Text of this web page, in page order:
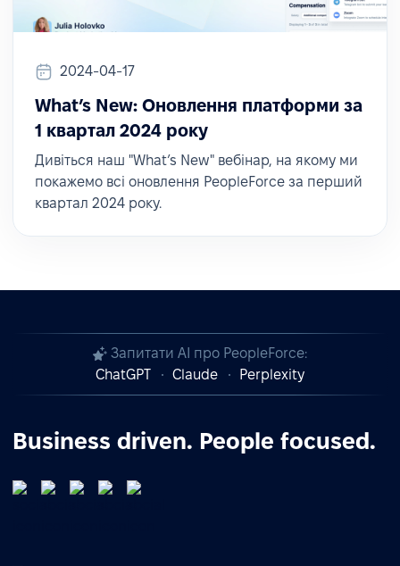
2024-04-17
What’s New: Оновлення платформи за
1 квартал 2024 року
Дивіться наш "What’s New" вебінар, на якому ми
покажемо всі оновлення PeopleForce за перший
квартал 2024 року.
Запитати AI про PeopleForce:
ChatGPT
Claude Perplexity
Business driven. People focused.